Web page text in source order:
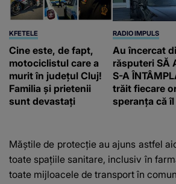
KFETELE
Cine este, de fapt,
motociclistul care a
murit în județul Cluj!
Familia și prietenii
sunt devastați
RADIO IMPULS
Au încercat
răsputeri SĂ
S-A
trăit fiecare
speranța că
inimile. CE A
familia
găsit mort
mașină
Măștile de protecție au ajuns astfel
toate spațiile sanitare, inclusiv în
toate mijloacele de transport în